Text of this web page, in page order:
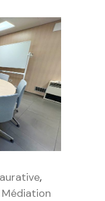
,
Médiation